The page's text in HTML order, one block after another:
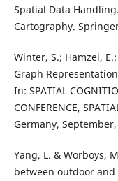
Spatial Data
Cartography.
Winter, S.; Hamzei,
Graph
In: SPATIAL
CONFERENCE,
Germany,
Yang, L. & Worboys,
between outdoor